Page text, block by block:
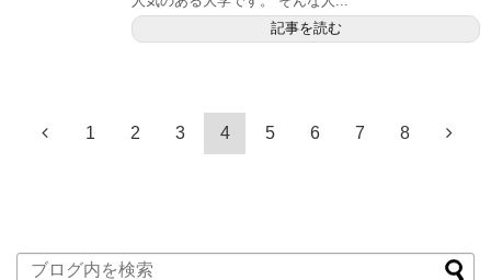
記事を読む
1 2 3 4 5 6 7 8